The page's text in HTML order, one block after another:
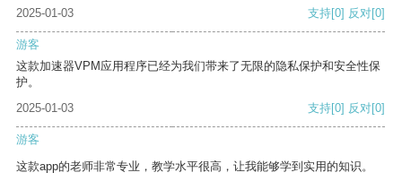
2025-01-03 支持[0] 反对[0]
游客
这款加速器VPM应用程序已经为我们带来了无限的隐私保护和安全性保
护。
2025-01-03
支持[0] 反对[0]
游客
这款app的老师非常专业，教学水平很高，让我能够学到实用的知识。